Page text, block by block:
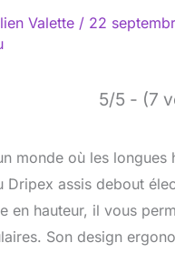
Valette / 22
5/5 - (7
monde où les
Dripex assis debout
en hauteur, il vous
Son design